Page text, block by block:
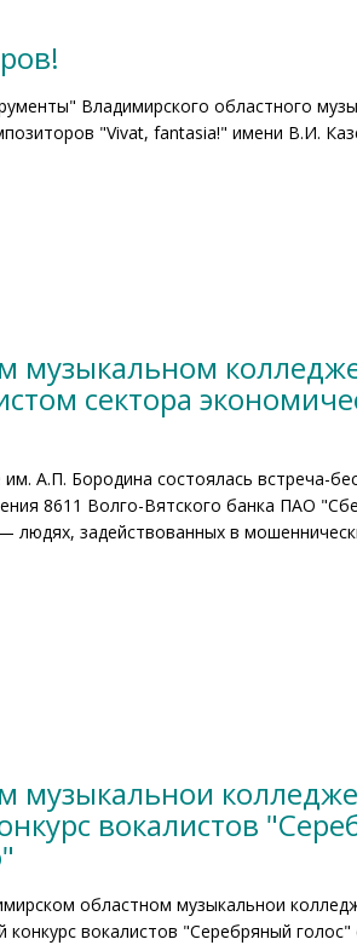
Владимирского областного
"Vivat, fantasia!" имени В.И.
музыкальном
сектора
А.П. Бородина состоялась встреча-
8611 Волго-Вятского банка ПАО
задействованных в
музыкальнои
вокалистов
областном музыкальнои
конкурс вокалистов "Серебряный